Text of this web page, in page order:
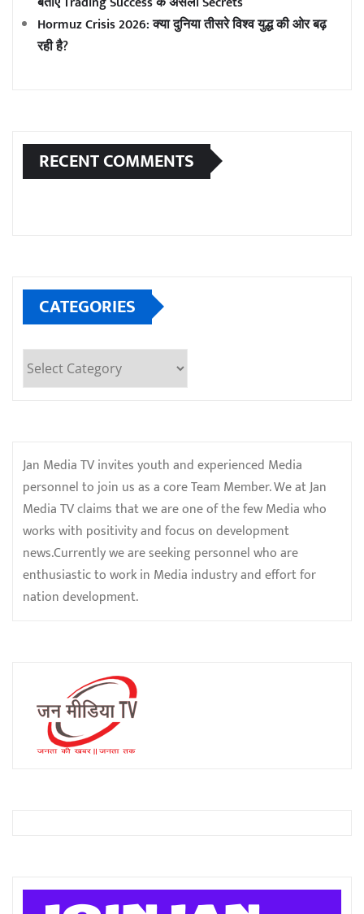
Hormuz Crisis 2026: क्या दुनिया तीसरे विश्व युद्ध की ओर बढ़
रही है?
RECENT COMMENTS
CATEGORIES
Categories
Jan Media TV invites youth and experienced Media
personnel to join us as a core Team Member. We at Jan
Media TV claims that we are one of the few Media who
works with positivity and focus on development
news.Currently we are seeking personnel who are
enthusiastic to work in Media industry and effort for
nation development.